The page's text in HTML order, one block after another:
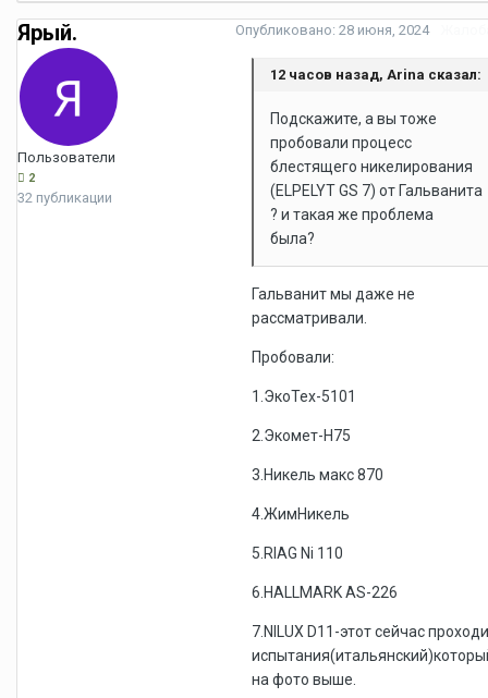
Ярый.
Пользователи
2
32 публикации
Опубликовано: 28 июня, 2024
12 часов назад, Arina сказал:
Подскажите, а вы тоже
пробовали процесс
блестящего никелирования
(ELPELYT GS 7) от Гальванита
? и такая же проблема
была?
Гальванит мы даже не
рассматривали.
Пробовали:
1.ЭкоТех-5101
2.Экомет-Н75
3.Никель макс 870
4.ЖимНикель
5.RIAG Ni 110
6.HALLMARK AS-226
7.NILUX D11-этот сейчас
на фото выше.